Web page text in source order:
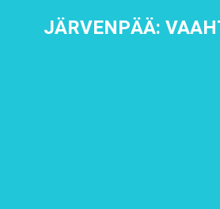
JÄRVENPÄÄ: